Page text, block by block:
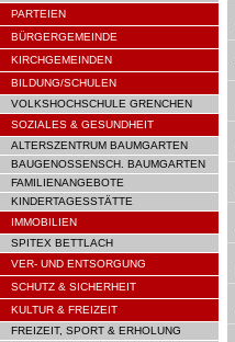
PARTEIEN
BÜRGERGEMEINDE
KIRCHGEMEINDEN
BILDUNG/SCHULEN
VOLKSHOCHSCHULE GRENCHEN
SOZIALES & GESUNDHEIT
ALTERSZENTRUM BAUMGARTEN
BAUGENOSSENSCH. BAUMGARTEN
FAMILIENANGEBOTE
KINDERTAGESSTÄTTE
IMMOBILIEN
SPITEX BETTLACH
VER- UND ENTSORGUNG
SCHUTZ & SICHERHEIT
KULTUR & FREIZEIT
FREIZEIT, SPORT & ERHOLUNG